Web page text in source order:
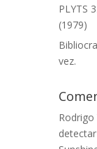
PLYTS
(1979)
vez.
Rodrigo